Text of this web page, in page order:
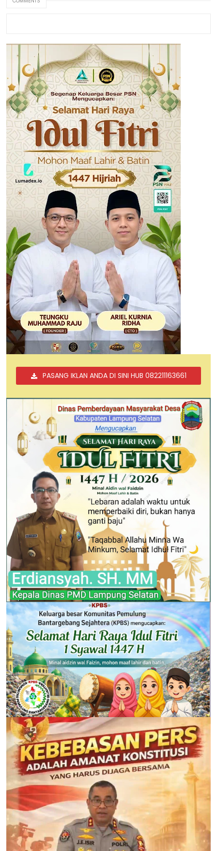
PASANG IKLAN ANDA DI SINI HUB 082211163661